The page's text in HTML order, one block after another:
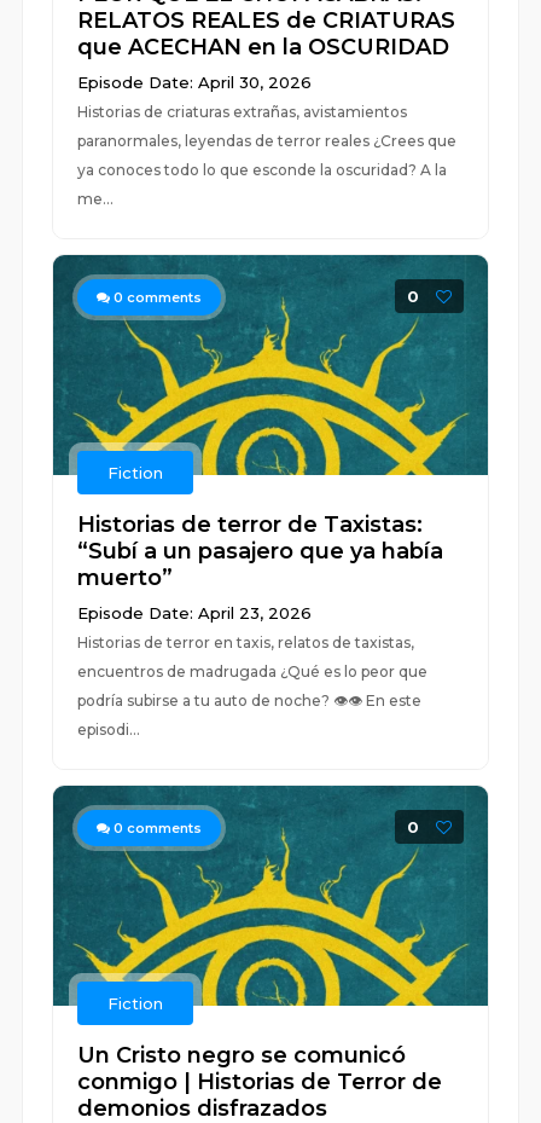
RELATOS REALES de CRIATURAS
que ACECHAN en la OSCURIDAD
Episode Date: April 30, 2026
Historias de criaturas extrañas, avistamientos
paranormales, leyendas de terror reales ¿Crees que
ya conoces todo lo que esconde la oscuridad? A la
me...
0 comments 0
Fiction
Historias de terror de Taxistas:
“Subí a un pasajero que ya había
muerto”
Episode Date: April 23, 2026
Historias de terror en taxis, relatos de taxistas,
encuentros de madrugada ¿Qué es lo peor que
podría subirse a tu auto de noche? 👁️👁️ En este
episodi...
0 comments 0
Fiction
Un Cristo negro se comunicó
conmigo | Historias de Terror de
demonios disfrazados